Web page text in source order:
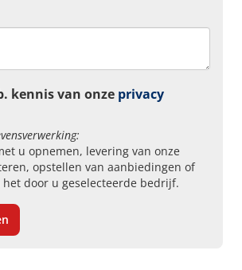
kennis van onze privacy
u opnemen, levering van onze
opstellen van aanbiedingen of
door u geselecteerde bedrijf.